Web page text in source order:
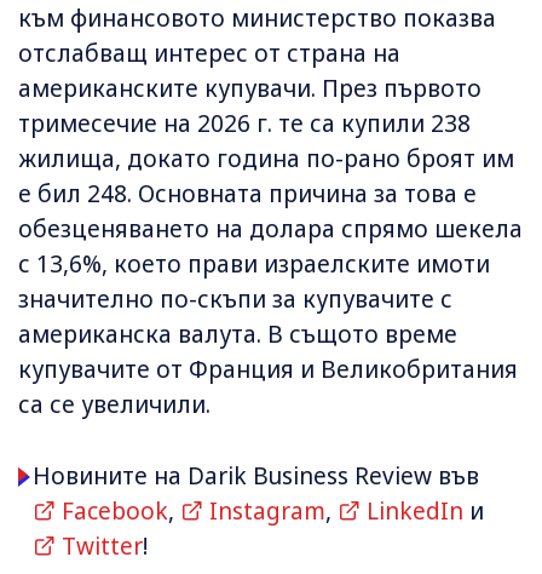
към финансовото министерство показва
отслабващ интерес от страна на
американските купувачи. През първото
тримесечие на 2026 г. те са купили 238
жилища, докато година по-рано броят им
е бил 248. Основната причина за това е
обезценяването на долара спрямо шекела
с 13,6%, което прави израелските имоти
значително по-скъпи за купувачите с
американска валута. В същото време
купувачите от Франция и Великобритания
са се увеличили.
Новините на Darik Business Review във
Facebook, Instagram, LinkedIn и
Twitter!